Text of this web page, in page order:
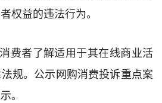
权益的违法行为。
费者了解适用于其在线商业活
规。 公示网购消费投诉重点案
。